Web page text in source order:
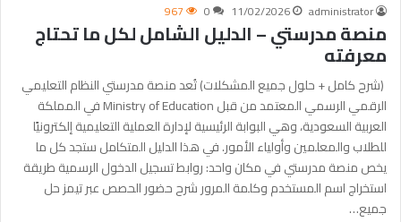
administrator
11/02/2026
0
967
منصة مدرستي – الدليل الشامل لكل ما تحتاج
معرفته
(شرح كامل + حلول جميع المشكلات) تُعد منصة مدرستي النظام التعليمي
الرقمي الرسمي المعتمد من قبل Ministry of Education في المملكة
العربية السعودية، وهي البوابة الرئيسية لإدارة العملية التعليمية إلكترونيًا
للطلاب والمعلمين وأولياء الأمور. في هذا الدليل المتكامل ستجد كل ما
يخص منصة مدرستي في مكان واحد: روابط تسجيل الدخول الرسمية طريقة
استخراج اسم المستخدم وكلمة المرور شرح حضور الحصص عبر تيمز حل
جميع…